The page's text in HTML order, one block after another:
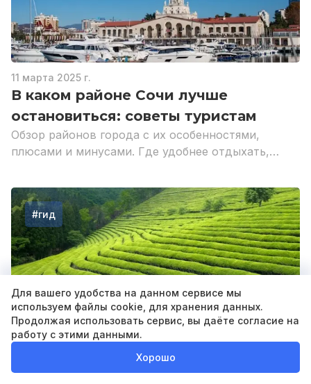
11 марта 2025 г.
В каком районе Сочи лучше
остановиться: советы туристам
Обзор районов города с их особенностями,
плюсами и минусами. Где удобнее отдыхать,
#гид
9 марта 2025 г.
Чайные плантации Сочи: где
находятся, как добраться и какие
экскурсии выбрать
Для вашего удобства на данном сервисе мы
используем файлы cookie, для хранения данных.
Продолжая использовать сервис, вы даёте согласие на
работу с этими данными.
Хорошо